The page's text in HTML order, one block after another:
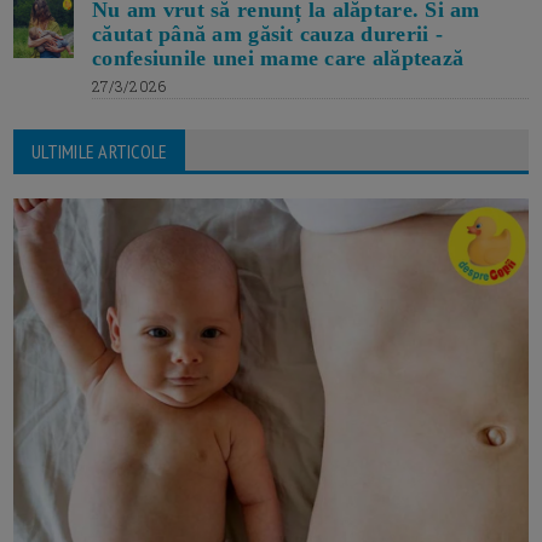
Nu am vrut să renunț la alăptare. Si am
căutat până am găsit cauza durerii -
confesiunile unei mame care alăptează
27/3/2026
ULTIMILE ARTICOLE